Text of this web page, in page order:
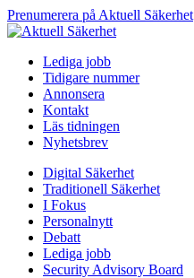
Prenumerera på Aktuell Säkerhet
Lediga jobb
Tidigare nummer
Annonsera
Kontakt
Läs tidningen
Nyhetsbrev
Digital Säkerhet
Traditionell Säkerhet
I Fokus
Personalnytt
Debatt
Lediga jobb
Security Advisory Board